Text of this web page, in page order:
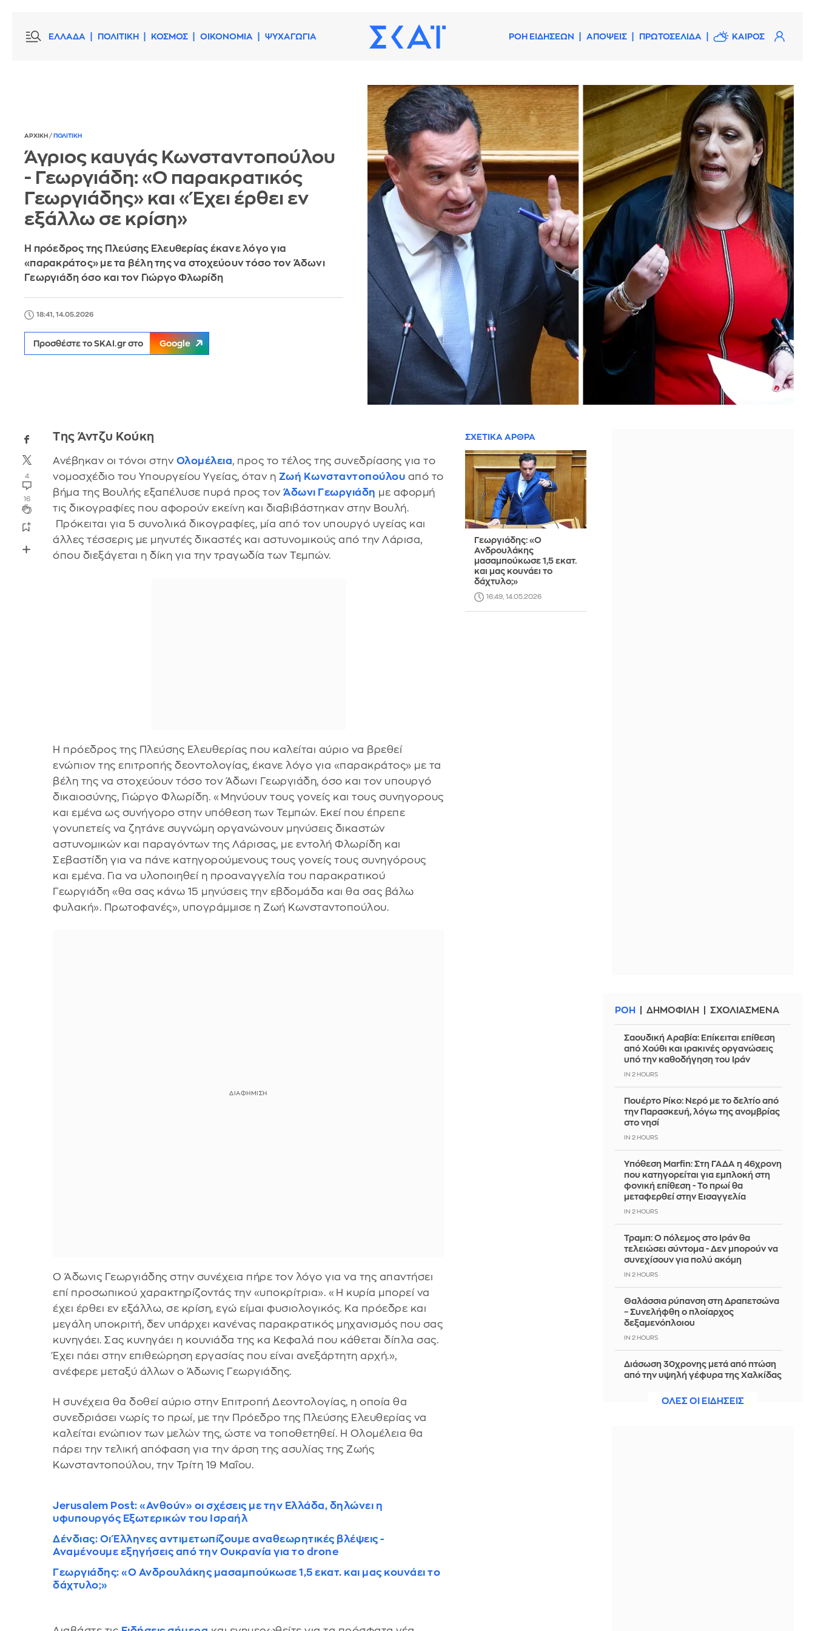
ΕΛΛΑΔΑ ΠΟΛΙΤΙΚΗ ΚΟΣΜΟΣ ΟΙΚΟΝΟΜΙΑ ΨΥΧΑΓΩΓΙΑ ΡΟΗ ΕΙΔΗΣΕΩΝ ΑΠΟΨΕΙΣ ΠΡΩΤΟΣΕΛΙΔΑ ΚΑΙΡΟΣ
ΑΡΧΙΚΗ / ΠΟΛΙΤΙΚΗ
Άγριος καυγάς Κωνσταντοπούλου
- Γεωργιάδη: «Ο παρακρατικός
Γεωργιάδης» και «Έχει έρθει εν
εξάλλω σε κρίση»
Η πρόεδρος της Πλεύσης Ελευθερίας έκανε λόγο για
«παρακράτος» με τα βέλη της να στοχεύουν τόσο τον Άδωνι
Γεωργιάδη όσο και τον Γιώργο Φλωρίδη
18:41, 14.05.2026
Προσθέστε το SKAI.gr στο Google
4
16
Της Άντζυ Κούκη
Ανέβηκαν οι τόνοι στην Ολομέλεια, προς το τέλος της συνεδρίασης για το
νομοσχέδιο του Υπουργείου Υγείας, όταν η Ζωή Κωνσταντοπούλου από το
βήμα της Βουλής εξαπέλυσε πυρά προς τονΆδωνι Γεωργιάδη με αφορμή
τις δικογραφίες που αφορούν εκείνη και διαβιβάστηκαν στην Βουλή.
Πρόκειται για 5 συνολικά δικογραφίες, μία από τον υπουργό υγείας και
άλλες τέσσερις με μηνυτές δικαστές και αστυνομικούς από την Λάρισα,
όπου διεξάγεται η δίκη για την τραγωδία των Τεμπών.
Η πρόεδρος της Πλεύσης Ελευθερίας που καλείται αύριο να βρεθεί
ενώπιον της επιτροπής δεοντολογίας, έκανε λόγο για «παρακράτος» με τα
βέλη της να στοχεύουν τόσο τον Άδωνι Γεωργιάδη, όσο και τον υπουργό
δικαιοσύνης, Γιώργο Φλωρίδη. «Μηνύουν τους γονείς και τους συνηγορους
και εμένα ως συνήγορο στην υπόθεση των Τεμπών. Εκεί που έπρεπε
γονυπετείς να ζητάνε συγνώμη οργανώνουν μηνύσεις δικαστών
αστυνομικών και παραγόντων της Λάρισας, με εντολή Φλωρίδη και
Σεβαστίδη για να πάνε κατηγορούμενους τους γονείς τους συνηγόρους
και εμένα. Για να υλοποιηθεί η προαναγγελία του παρακρατικού
Γεωργιάδη «θα σας κάνω 15 μηνύσεις την εβδομάδα και θα σας βάλω
φυλακή». Πρωτοφανές», υπογράμμισε η Ζωή Κωνσταντοπούλου.
Ο Άδωνις Γεωργιάδης στην συνέχεια πήρε τον λόγο για να της απαντήσει
επί προσωπικού χαρακτηρίζοντάς την «υποκρίτρια». «Η κυρία μπορεί να
έχει έρθει εν εξάλλω, σε κρίση, εγώ είμαι φυσιολογικός. Κα πρόεδρε και
μεγάλη υποκριτή, δεν υπάρχει κανένας παρακρατικός μηχανισμός που σας
κυνηγάει. Σας κυνηγάει η κουνιάδα της κα Κεφαλά που κάθεται δίπλα σας.
Έχει πάει στην επιθεώρηση εργασίας που είναι ανεξάρτητη αρχή.»,
ανέφερε μεταξύ άλλων ο Άδωνις Γεωργιάδης.
Η συνέχεια θα δοθεί αύριο στην Επιτροπή Δεοντολογίας, η οποία θα
συνεδριάσει νωρίς το πρωί, με την Πρόεδρο της Πλεύσης Ελευθερίας να
καλείται ενώπιον των μελών της, ώστε να τοποθετηθεί. Η Ολομέλεια θα
πάρει την τελική απόφαση για την άρση της ασυλίας της Ζωής
Κωνσταντοπούλου, την Τρίτη 19 Μαΐου.
Jerusalem Post: «Ανθούν» οι σχέσεις με την Ελλάδα, δηλώνει η
υφυπουργός Εξωτερικών του Ισραήλ
Δένδιας: Οι Έλληνες αντιμετωπίζουμε αναθεωρητικές βλέψεις -
Αναμένουμε εξηγήσεις από την Ουκρανία για το drone
Γεωργιάδης: «Ο Ανδρουλάκης μασαμπούκωσε 1,5 εκατ. και μας κουνάει το
δάχτυλο;»
ΣΧΕΤΙΚΑ ΑΡΘΡΑ
Γεωργιάδης: «Ο
Ανδρουλάκης
μασαμπούκωσε 1,5 εκατ.
και μας κουνάει το
δάχτυλο;»
16:49, 14.05.2026
ΡΟΗ ΔΗΜΟΦΙΛΗ ΣΧΟΛΙΑΣΜΕΝΑ
Σαουδική Αραβία: Επίκειται επίθεση
από Χούθι και ιρακινές οργανώσεις
υπό την καθοδήγηση του Ιράν
IN 2 HOURS
Πουέρτο Ρίκο: Νερό με το δελτίο από
την Παρασκευή, λόγω της ανομβρίας
στο νησί
IN 2 HOURS
Υπόθεση Marfin: Στη ΓΑΔΑ η 46χρονη
που κατηγορείται για εμπλοκή στη
φονική επίθεση - Το πρωί θα
μεταφερθεί στην Εισαγγελία
IN 2 HOURS
Τραμπ: Ο πόλεμος στο Ιράν θα
τελειώσει σύντομα - Δεν μπορούν να
συνεχίσουν για πολύ ακόμη
IN 2 HOURS
Θαλάσσια ρύπανση στη Δραπετσώνα
– Συνελήφθη ο πλοίαρχος
δεξαμενόπλοιου
IN 2 HOURS
Διάσωση 30χρονης μετά από πτώση
από την υψηλή γέφυρα της Χαλκίδας
ΟΛΕΣ ΟΙ ΕΙΔΗΣΕΙΣ